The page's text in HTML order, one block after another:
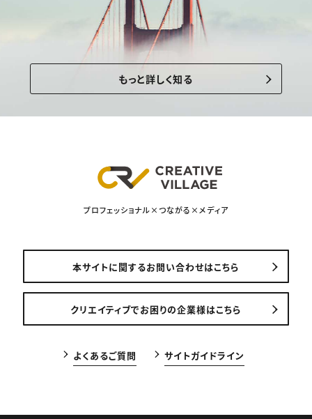
もっと詳しく知る
プロフェッショナル×つながる×メディア
本サイトに関するお問い合わせはこちら
クリエイティブでお困りの企業様はこちら
よくあるご質問 サイトガイドライン